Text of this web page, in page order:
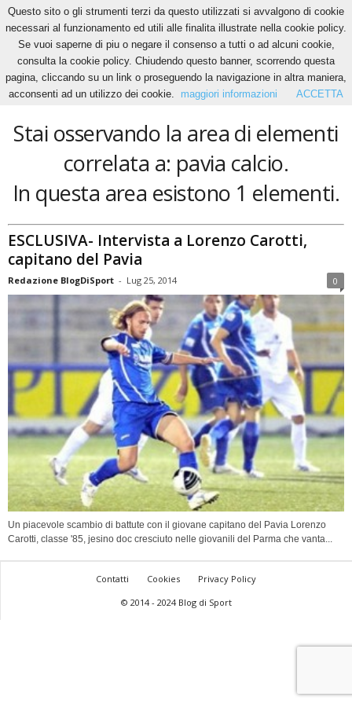
Home Tags Pavia calcio
pavia calcio
Stai osservando la area di elementi
correlata a: pavia calcio.
In questa area esistono 1 elementi.
ESCLUSIVA- Intervista a Lorenzo Carotti,
capitano del Pavia
Redazione BlogDiSport - Lug 25, 2014 0
Un piacevole scambio di battute con il giovane capitano del Pavia Lorenzo
Carotti, classe '85, jesino doc cresciuto nelle giovanili del Parma che vanta...
Contatti Cookies
Privacy Policy
© 2014 - 2024 Blog di Sport
Questo sito o gli strumenti terzi da questo utilizzati si avvalgono di cookie
necessari al funzionamento ed utili alle finalita illustrate nella cookie policy.
Se vuoi saperne di piu o negare il consenso a tutti o ad alcuni cookie,
consulta la cookie policy. Chiudendo questo banner, scorrendo questa
pagina, cliccando su un link o proseguendo la navigazione in altra maniera,
acconsenti ad un utilizzo dei cookie.
maggiori informazioni ACCETTA